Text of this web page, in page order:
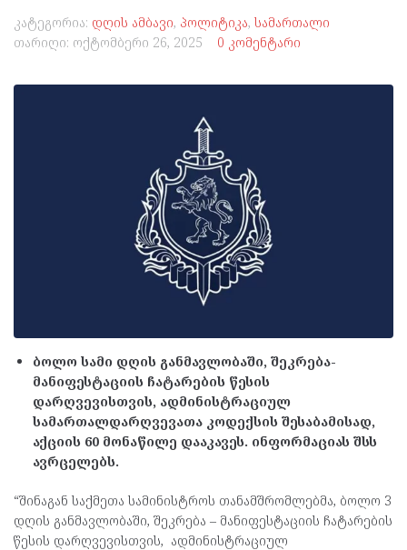
კატეგორია: დღის ამბავი, პოლიტიკა, სამართალი
თარიღი: ოქტომბერი 26, 2025 0 კომენტარი
ბოლო სამი დღის განმავლობაში, შეკრება-
მანიფესტაციის ჩატარების წესის
დარღვევისთვის, ადმინისტრაციულ
სამართალდარღვევათა კოდექსის შესაბამისად,
აქციის 60 მონაწილე დააკავეს. ინფორმაციას შსს
ავრცელებს.
“შინაგან საქმეთა სამინისტროს თანამშრომლებმა, ბოლო 3
დღის განმავლობაში, შეკრება – მანიფესტაციის ჩატარების
წესის დარღვევისთვის, ადმინისტრაციულ